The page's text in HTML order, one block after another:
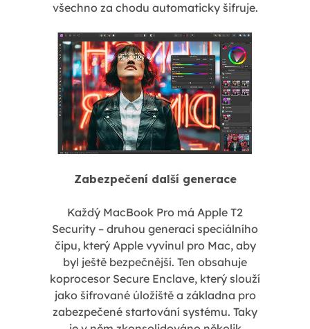
všechno za chodu automaticky šifruje.
Zabezpečení další generace
Každý MacBook Pro má Apple T2
Security – druhou generaci speciálního
čipu, který Apple vyvinul pro Mac, aby
byl ještě bezpečnější. Ten obsahuje
koprocesor Secure Enclave, který slouží
jako šifrované úložiště a základna pro
zabezpečené startování systému. Taky